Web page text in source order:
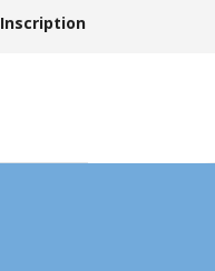
Inscription